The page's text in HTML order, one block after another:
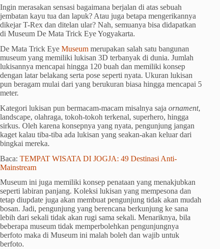
Ingin merasakan sensasi bagaimana berjalan di atas sebuah
jembatan kayu tua dan lapuk? Atau juga betapa mengerikannya
dikejar T-Rex dan ditelan ular? Nah, semuanya bisa didapatkan
di Museum De Mata Trick Eye Yogyakarta.
De Mata Trick Eye Museum merupakan salah satu bangunan
museum yang memiliki lukisan 3D terbanyak di dunia. Jumlah
lukisannya mencapai hingga 120 buah dan memiliki konsep
dengan latar belakang serta pose seperti nyata. Ukuran lukisan
pun beragam mulai dari yang berukuran biasa hingga mencapai 5
meter.
Kategori lukisan pun bermacam-macam misalnya saja ornament,
landscape, olahraga, tokoh-tokoh terkenal, superhero, hingga
sirkus. Oleh karena konsepnya yang nyata, pengunjung jangan
kaget kalau tiba-tiba ada lukisan yang seakan-akan keluar dari
bingkai mereka.
Baca: TEMPAT WISATA DI JOGJA: 49 Destinasi Anti-
Mainstream
Museum ini juga memiliki konsep penataan yang menakjubkan
seperti labiran panjang. Koleksi lukisan yang mempesona dan
tetap diupdate juga akan membuat pengunjung tidak akan mudah
bosan. Jadi, pengunjung yang berencana berkunjung ke sana
lebih dari sekali tidak akan rugi sama sekali. Menariknya, bila
beberapa museum tidak memperbolehkan pengunjungnya
berfoto maka di Museum ini malah boleh dan wajib untuk
berfoto.